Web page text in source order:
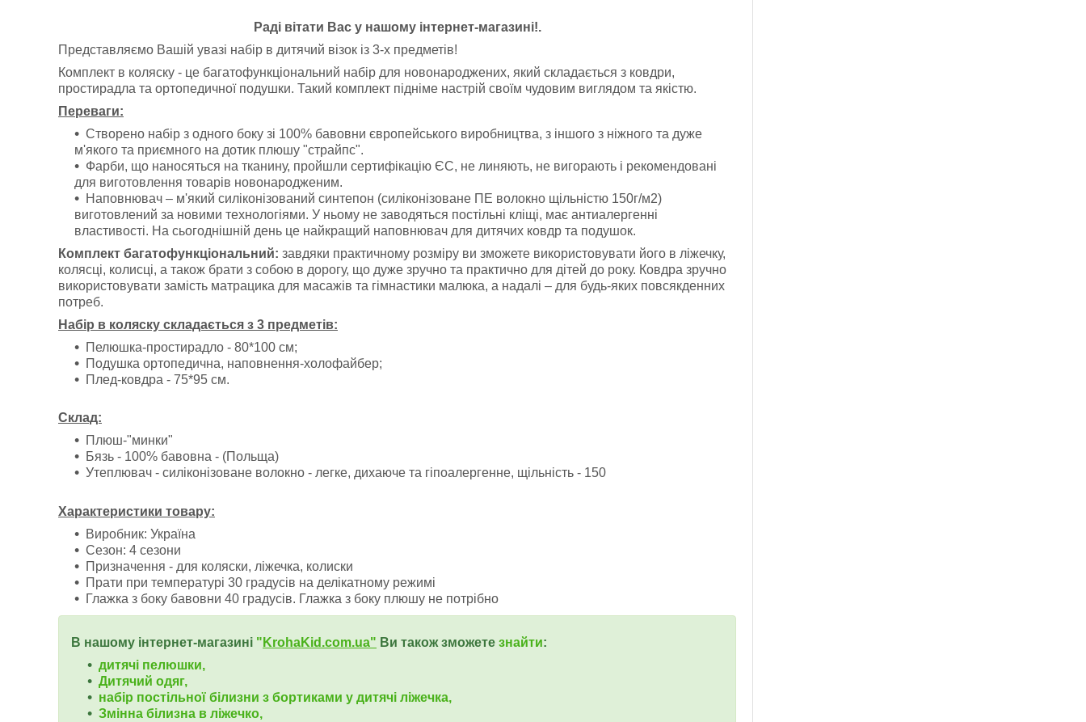
Раді вітати Вас у нашому інтернет-магазині!.
Представляємо Вашій увазі набір в дитячий візок із 3-х предметів!
Комплект в коляску - це багатофункціональний набір для новонароджених, який складається з ковдри,
простирадла та ортопедичної подушки. Такий комплект підніме настрій своїм чудовим виглядом та якістю.
Переваги:
Створено набір з одного боку зі 100% бавовни європейського виробництва, з іншого з ніжного та дуже
м'якого та приємного на дотик плюшу "страйпс".
Фарби, що наносяться на тканину, пройшли сертифікацію ЄС, не линяють, не вигорають і рекомендовані
для виготовлення товарів новонародженим.
Наповнювач – м'який силіконізований синтепон (силіконізоване ПЕ волокно щільністю 150г/м2)
виготовлений за новими технологіями. У ньому не заводяться постільні кліщі, має антиалергенні
властивості. На сьогоднішній день це найкращий наповнювач для дитячих ковдр та подушок.
Комплект багатофункціональний: завдяки практичному розміру ви зможете використовувати його в ліжечку,
колясці, колисці, а також брати з собою в дорогу, що дуже зручно та практично для дітей до року. Ковдра зручно
використовувати замість матрацика для масажів та гімнастики малюка, а надалі – для будь-яких повсякденних
потреб.
Набір в коляску складається з 3 предметів:
Пелюшка-простирадло - 80*100 см;
Подушка ортопедична, наповнення-холофайбер;
Плед-ковдра - 75*95 см.
Склад:
Плюш-"минки"
Бязь - 100% бавовна - (Польща)
Утеплювач - силіконізоване волокно - легке, дихаюче та гіпоалергенне, щільність - 150
Характеристики товару:
Виробник: Україна
Сезон: 4 сезони
Призначення - для коляски, ліжечка, колиски
Прати при температурі 30 градусів на делікатному режимі
Глажка з боку бавовни 40 градусів. Глажка з боку плюшу не потрібно
В нашому інтернет-магазині " KrohaKid.com.ua" Ви також зможете знайти:
дитячі пелюшки,
Дитячий одяг,
набір постільної білизни з бортиками у дитячі ліжечка,
Змінна білизна в ліжечко,